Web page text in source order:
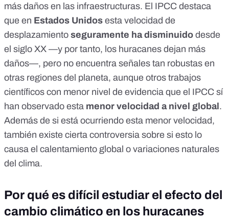
más daños en las infraestructuras. El IPCC destaca
que en Estados Unidos esta velocidad de
desplazamiento seguramente ha disminuido desde
el siglo XX —y por tanto, los huracanes dejan más
daños—, pero no encuentra señales tan robustas en
otras regiones del planeta, aunque otros trabajos
científicos con menor nivel de evidencia que el IPCC sí
han observado esta menor velocidad a nivel global.
Además de si está ocurriendo esta menor velocidad,
también existe cierta controversia sobre si esto lo
causa el calentamiento global o variaciones naturales
del clima.
Por qué es difícil estudiar el efecto del
cambio climático en los huracanes